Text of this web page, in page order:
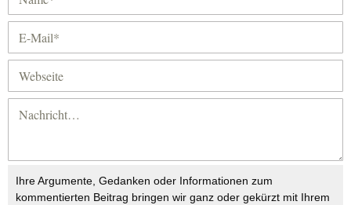
Ihre Argumente, Gedanken oder Informationen zum
kommentierten Beitrag bringen wir ganz oder gekürzt mit Ihrem